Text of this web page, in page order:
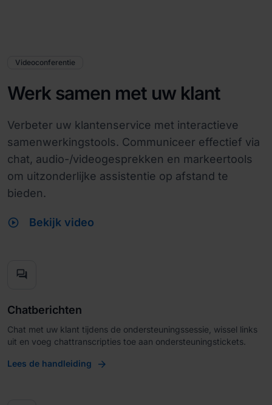
Videoconferentie
Werk samen met uw klant
Verbeter uw klantenservice met interactieve
samenwerkingstools. Communiceer effectief via
chat, audio-/videogesprekken en markeertools
om uitzonderlijke assistentie op afstand te
bieden.
play_circle Bekijk video
forum
Chatberichten
Chat met uw klant tijdens de ondersteuningssessie, wissel links
uit en voeg chattranscripties toe aan ondersteuningstickets.
Lees de handleiding